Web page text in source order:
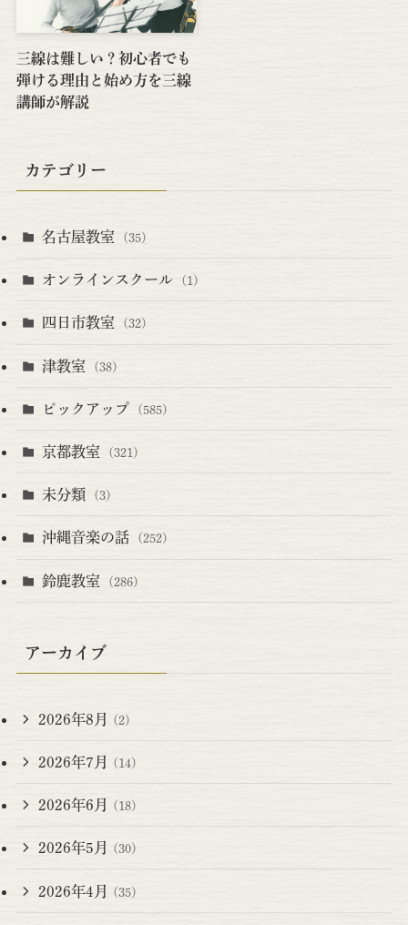
三線は難しい？初心者でも
弾ける理由と始め方を三線
講師が解説
カテゴリー
名古屋教室 (35)
オンラインスクール (1)
四日市教室 (32)
津教室 (38)
ピックアップ (585)
京都教室 (321)
未分類 (3)
沖縄音楽の話 (252)
鈴鹿教室 (286)
アーカイブ
2026年8月 (2)
2026年7月 (14)
2026年6月 (18)
2026年5月 (30)
2026年4月 (35)